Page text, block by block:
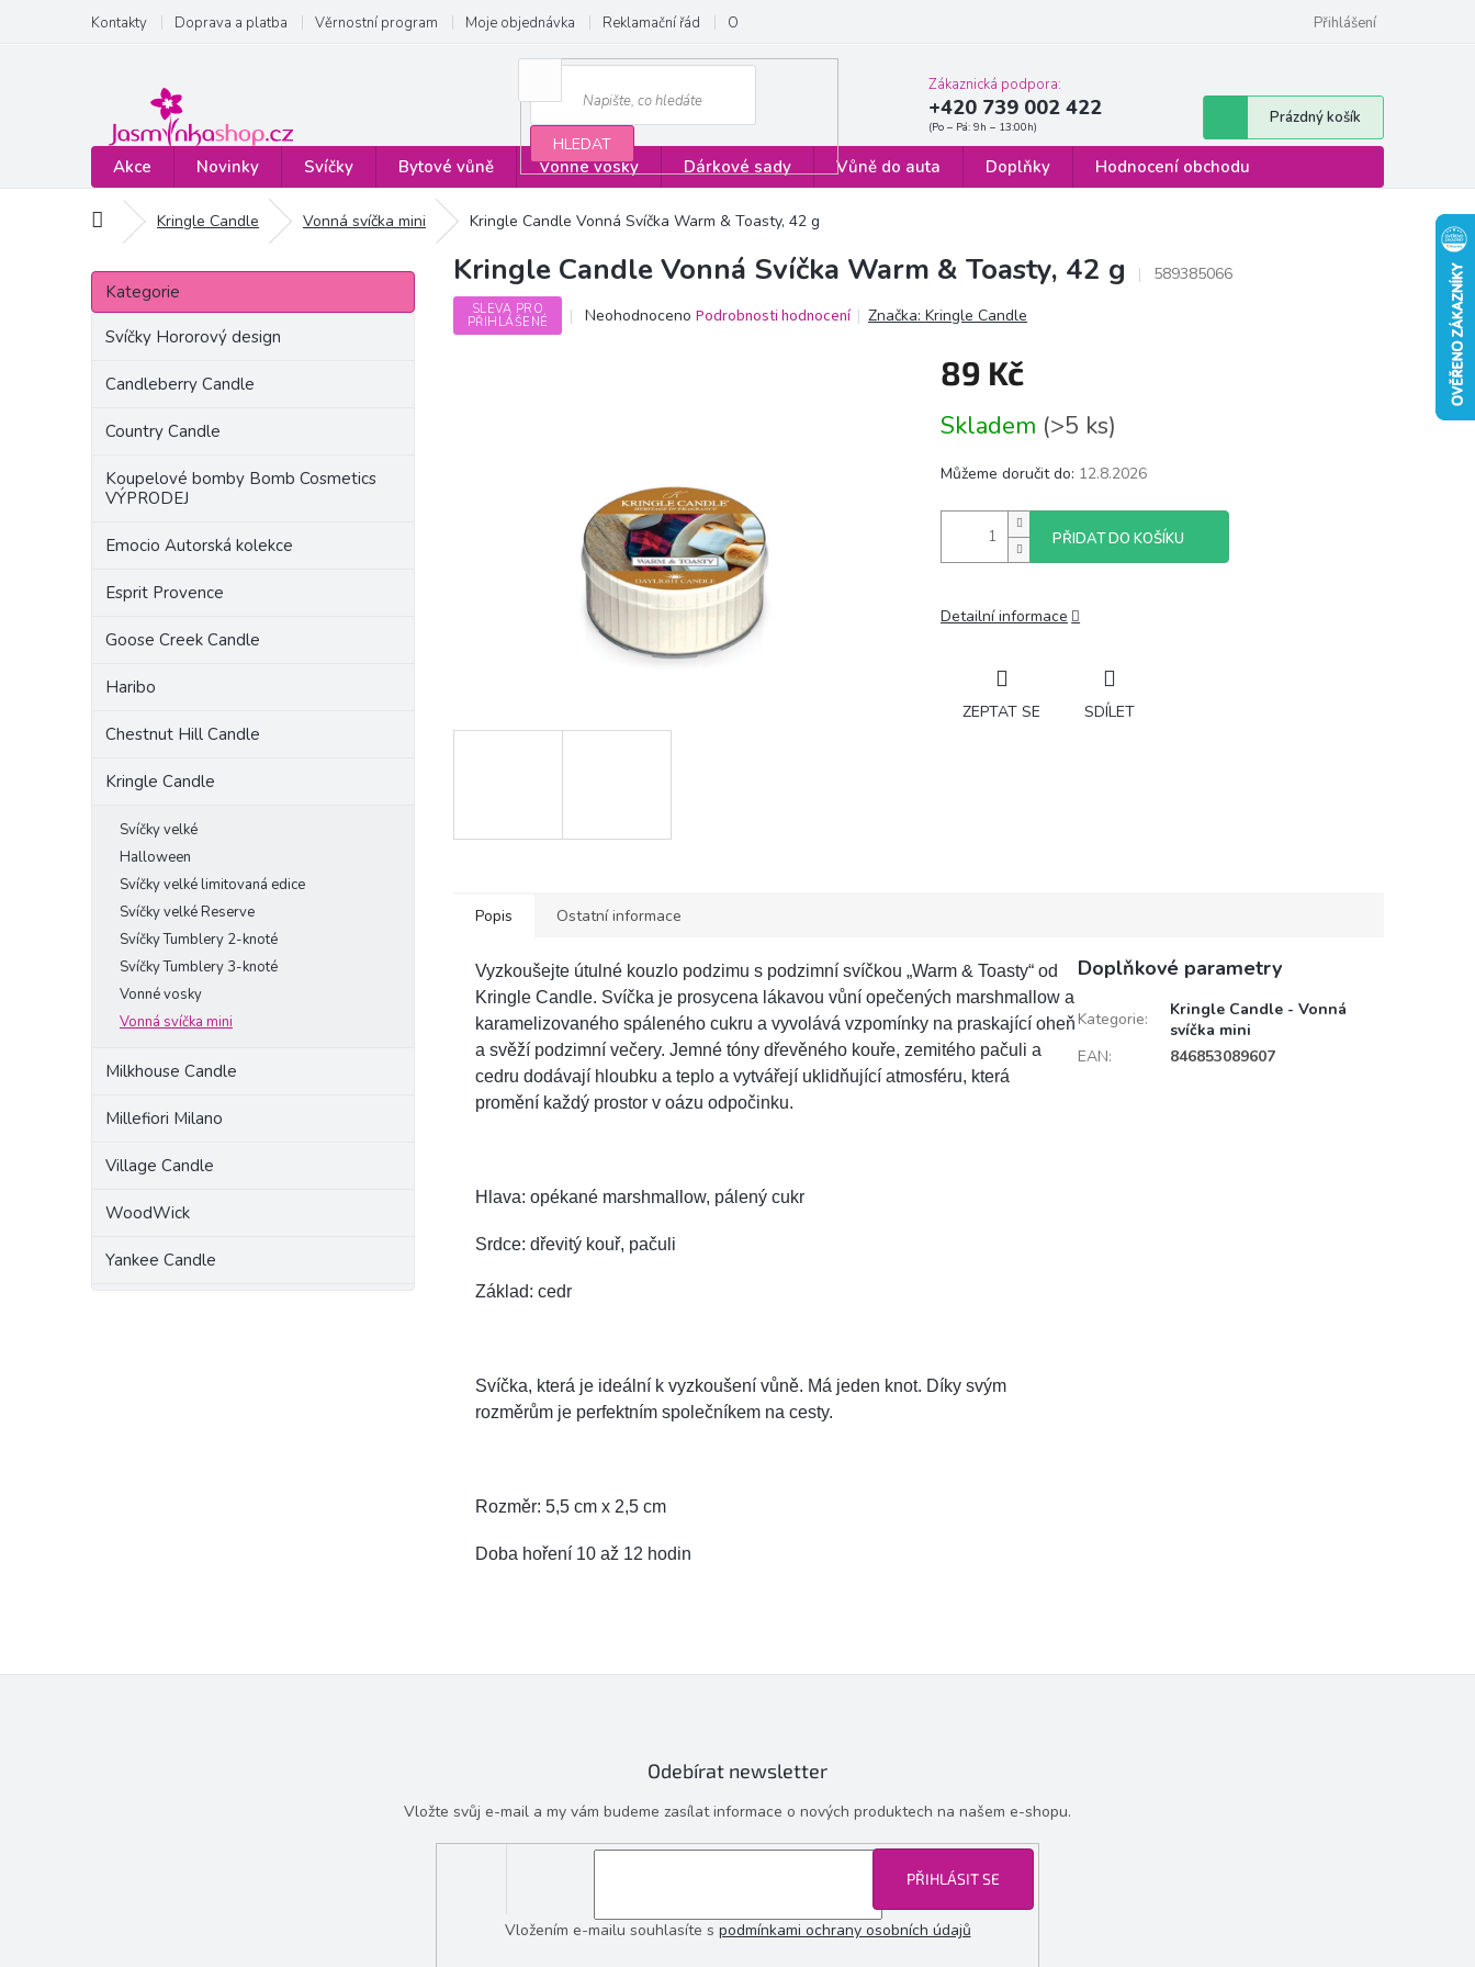
obsah
Kontakty Doprava a platba Věrnostní program Moje objednávka Reklamační řád Obchodní podmínky Formulář pro odstoupení od smlouvy
Přihlášení
HLEDAT
Zákaznická podpora:
+420 739 002 422
Nákupní
košík
Prázdný košík
Akce Novinky Svíčky Bytové vůně Vonné vosky Dárkové sady Vůně do auta Doplňky Hodnocení obchodu
Domů Kringle Candle Vonná svíčka mini Kringle Candle Vonná Svíčka Warm & Toasty, 42 g
P
s
Přeskočit
kategorie
Kategorie
Svíčky Hororový design
Candleberry Candle
Country Candle
Koupelové bomby Bomb Cosmetics
VÝPRODEJ
Emocio Autorská kolekce
Esprit Provence
Goose Creek Candle
Haribo
Chestnut Hill Candle
Kringle Candle
Svíčky velké
Halloween
Svíčky velké limitovaná edice
Svíčky velké Reserve
Svíčky Tumblery 2-knoté
Svíčky Tumblery 3-knoté
Vonné vosky
Vonná svíčka mini
Milkhouse Candle
Millefiori Milano
Village Candle
WoodWick
Yankee Candle
Kringle Candle Vonná Svíčka Warm & Toasty, 42 g 589385066
SLEVA PRO
PŘIHLÁŠENÉ
Průměrné
Neohodnoceno Podrobnosti hodnocení Značka:Kringle Candle
89 Kč
cena:
Skladem (>5 ks)
Můžeme doručit do: 12.8.2026
PŘIDAT DO KOŠÍKU
Detailní informace
ZEPTAT SE SDÍLET
Popis Ostatní informace
Vyzkoušejte útulné kouzlo podzimu s podzimní svíčkou „Warm & Toasty“ od
Kringle Candle. Svíčka je prosycena lákavou vůní opečených marshmallow a
karamelizovaného spáleného cukru a vyvolává vzpomínky na praskající oheň
a svěží podzimní večery. Jemné tóny dřevěného kouře, zemitého pačuli a
cedru dodávají hloubku a teplo a vytvářejí uklidňující atmosféru, která
promění každý prostor v oázu odpočinku.
Hlava: opékané marshmallow, pálený cukr
Srdce: dřevitý kouř, pačuli
Základ: cedr
Svíčka, která je ideální k vyzkoušení vůně. Má jeden knot. Díky svým
rozměrům je perfektním společníkem na cesty.
Rozměr: 5,5 cm x 2,5 cm
Doba hoření 10 až 12 hodin
Doplňkové parametry
Kategorie:
Kringle Candle - Vonná
svíčka mini
EAN: 846853089607
Odebírat newsletter
Vložte svůj e-mail a my vám budeme zasílat informace o nových produktech na našem e-shopu.
Vložením e-mailu souhlasíte s podmínkami ochrany osobních údajů
PŘIHLÁSIT SE